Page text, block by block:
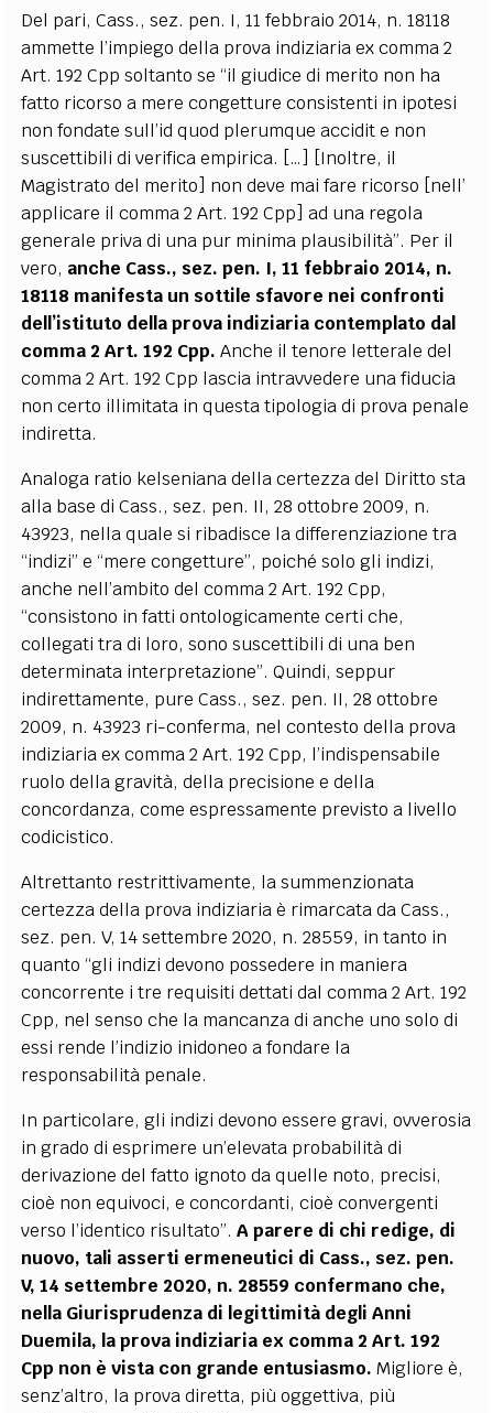
Del pari, Cass., sez. pen. I, 11 febbraio 2014, n. 18118
ammette l’impiego della prova indiziaria ex comma 2
Art. 192 Cpp soltanto se “il giudice di merito non ha
fatto ricorso a mere congetture consistenti in ipotesi
non fondate sull’id quod plerumque accidit e non
suscettibili di verifica empirica. […] [Inoltre, il
Magistrato del merito] non deve mai fare ricorso [nell’
applicare il comma 2 Art. 192 Cpp] ad una regola
generale priva di una pur minima plausibilità”. Per il
vero, anche Cass., sez. pen. I, 11 febbraio 2014, n.
18118 manifesta un sottile sfavore nei confronti
dell’istituto della prova indiziaria contemplato dal
comma 2 Art. 192 Cpp. Anche il tenore letterale del
comma 2 Art. 192 Cpp lascia intravvedere una fiducia
non certo illimitata in questa tipologia di prova penale
indiretta.
Analoga ratio kelseniana della certezza del Diritto sta
alla base di Cass., sez. pen. II, 28 ottobre 2009, n.
43923, nella quale si ribadisce la differenziazione tra
“indizi” e “mere congetture”, poiché solo gli indizi,
anche nell’ambito del comma 2 Art. 192 Cpp,
“consistono in fatti ontologicamente certi che,
collegati tra di loro, sono suscettibili di una ben
determinata interpretazione”. Quindi, seppur
indirettamente, pure Cass., sez. pen. II, 28 ottobre
2009, n. 43923 ri-conferma, nel contesto della prova
indiziaria ex comma 2 Art. 192 Cpp, l’indispensabile
ruolo della gravità, della precisione e della
concordanza, come espressamente previsto a livello
codicistico.
Altrettanto restrittivamente, la summenzionata
certezza della prova indiziaria è rimarcata da Cass.,
sez. pen. V, 14 settembre 2020, n. 28559, in tanto in
quanto “gli indizi devono possedere in maniera
concorrente i tre requisiti dettati dal comma 2 Art. 192
Cpp, nel senso che la mancanza di anche uno solo di
essi rende l’indizio inidoneo a fondare la
responsabilità penale.
In particolare, gli indizi devono essere gravi, ovverosia
in grado di esprimere un’elevata probabilità di
derivazione del fatto ignoto da quelle noto, precisi,
cioè non equivoci, e concordanti, cioè convergenti
verso l’identico risultato”.A parere di chi redige, di
nuovo, tali asserti ermeneutici di Cass., sez. pen.
V, 14 settembre 2020, n. 28559 confermano che,
nella Giurisprudenza di legittimità degli Anni
Duemila, la prova indiziaria ex comma 2 Art. 192
Cpp non è vista con grande entusiasmo. Migliore è,
senz’altro, la prova diretta, più oggettiva, più